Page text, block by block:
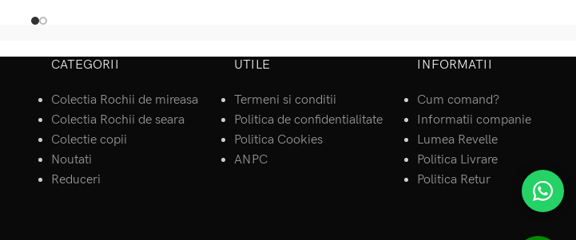
CATEGORII
Colectia Rochii de mireasa
Colectia Rochii de seara
Colectie copii
Noutati
Reduceri
UTILE
Termeni si conditii
Politica de confidentialitate
Politica Cookies
ANPC
INFORMATII
Cum comand?
Informatii companie
Lumea Revelle
Politica Livrare
Politica Retur